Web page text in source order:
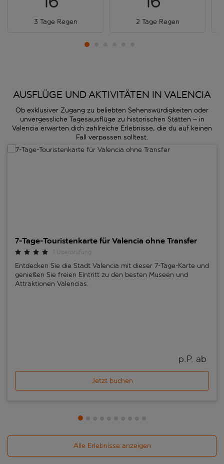
3 Tage Regen 2 Tage Regen
AUSFLÜGE UND AKTIVITÄTEN IN VALENCIA
Ob exklusiver Zugang zu beliebten Sehenswürdigkeiten oder
unvergessliche Tagesausflüge zu historischen Stätten – in
Valencia erwarten dich zahlreiche Erlebnisse, die du auf keinen
Fall verpassen solltest.
7-Tage-Touristenkarte für Valencia ohne Transfer
7-Tage-Touristenkarte für Valencia ohne Transfer
1 Überprüfung
Entdecken Sie die Stadt Valencia mit dieser 7-Tage-Karte und
genießen Sie freien Eintritt zu den besten Museen und
Attraktionen Valencias.
p.P. ab
Jetzt buchen
Alle Erlebnisse anzeigen